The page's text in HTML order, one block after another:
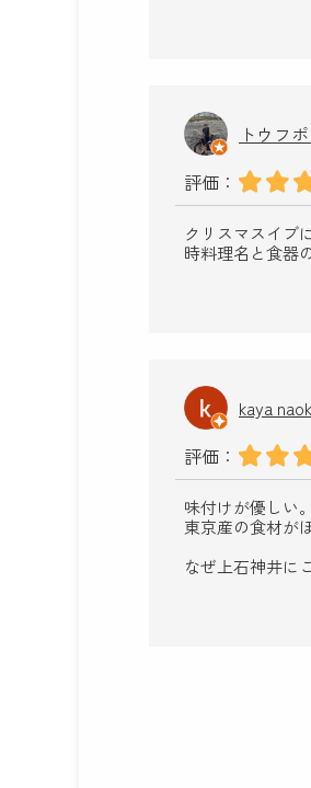
トウフ
評価：
クリスマスイブ
時料理名と食器
kaya
評価：
味付けが優しい。
東京産の食材が
なぜ上石神井に